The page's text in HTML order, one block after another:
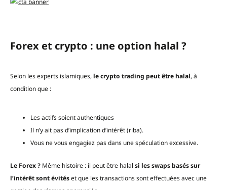
Forex et crypto : une option halal ?
Selon les experts islamiques, le crypto trading peut être halal, à
condition que :
Les actifs soient authentiques
Il n’y ait pas d’implication d’intérêt (riba).
Vous ne vous engagiez pas dans une spéculation excessive.
Le Forex ? Même histoire : il peut être halal si les swaps basés sur
l’intérêt sont évitéset que les transactions sont effectuées avec une